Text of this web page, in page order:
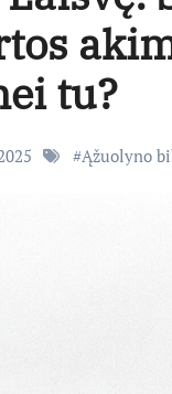
tu?
#Ąžuolyno